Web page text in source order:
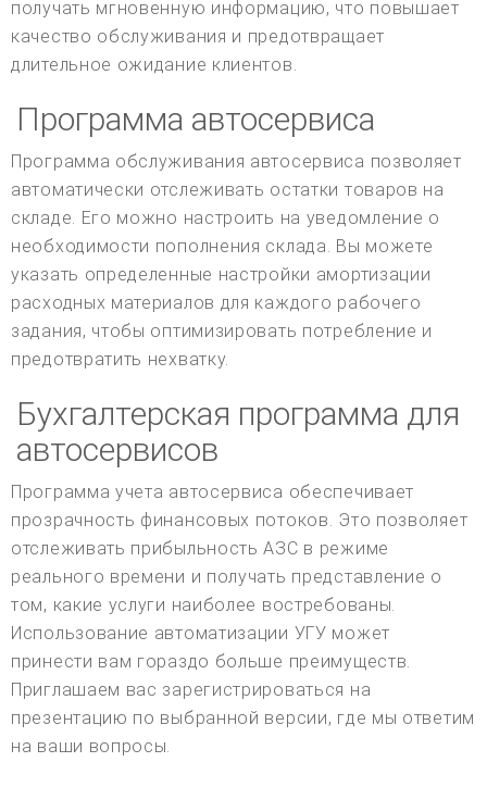
получать мгновенную информацию, что повышает
качество обслуживания и предотвращает
длительное ожидание клиентов.
Программа автосервиса
Программа обслуживания автосервиса позволяет
автоматически отслеживать остатки товаров на
складе. Его можно настроить на уведомление о
необходимости пополнения склада. Вы можете
указать определенные настройки амортизации
расходных материалов для каждого рабочего
задания, чтобы оптимизировать потребление и
предотвратить нехватку.
Бухгалтерская программа для
автосервисов
Программа учета автосервиса обеспечивает
прозрачность финансовых потоков. Это позволяет
отслеживать прибыльность АЗС в режиме
реального времени и получать представление о
том, какие услуги наиболее востребованы.
Использование автоматизации УГУ может
принести вам гораздо больше преимуществ.
Приглашаем вас зарегистрироваться на
презентацию по выбранной версии, где мы ответим
на ваши вопросы.